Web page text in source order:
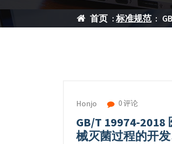
首页 :标准规范:
Honjo 0 评论
GB/T 19974-
械灭菌过程的开